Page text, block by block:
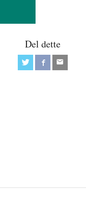
Del dette